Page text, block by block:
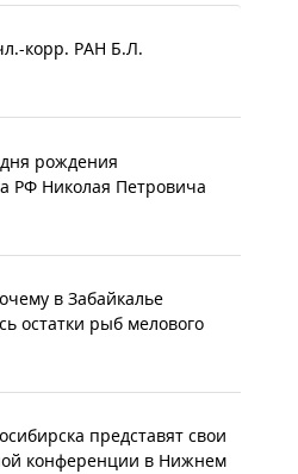
корр. РАН Б.Л.
дня рождения
РФ Николая Петровича
в Забайкалье
остатки рыб мелового
представят свои
конференции в Нижнем